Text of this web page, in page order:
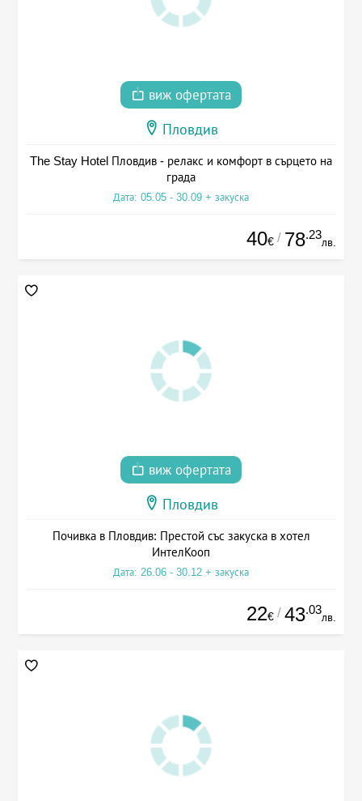
виж офертата
Пловдив
The Stay Hotel Пловдив - релакс и комфорт в сърцето на
града
Дата: 05.05 - 30.09 + закуска
40€ / 78.23
лв.
виж офертата
Пловдив
Почивка в Пловдив: Престой със закуска в хотел
ИнтелКооп
Дата: 26.06 - 30.12 + закуска
22€ / 43.03
лв.